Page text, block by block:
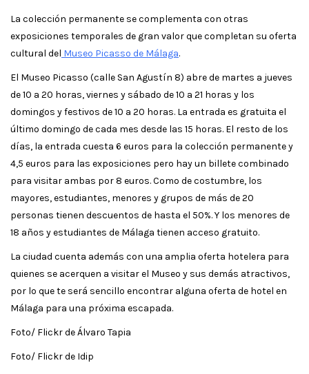
La colección permanente se complementa con otras
exposiciones temporales de gran valor que completan su oferta
cultural del Museo Picasso de Málaga.
El Museo Picasso (calle San Agustín 8) abre de martes a jueves
de 10 a 20 horas, viernes y sábado de 10 a 21 horas y los
domingos y festivos de 10 a 20 horas. La entrada es gratuita el
último domingo de cada mes desde las 15 horas. El resto de los
días, la entrada cuesta 6 euros para la colección permanente y
4,5 euros para las exposiciones pero hay un billete combinado
para visitar ambas por 8 euros. Como de costumbre, los
mayores, estudiantes, menores y grupos de más de 20
personas tienen descuentos de hasta el 50%. Y los menores de
18 años y estudiantes de Málaga tienen acceso gratuito.
La ciudad cuenta además con una amplia oferta hotelera para
quienes se acerquen a visitar el Museo y sus demás atractivos,
por lo que te será sencillo encontrar alguna oferta de hotel en
Málaga para una próxima escapada.
Foto/ Flickr de Álvaro Tapia
Foto/ Flickr de Idip